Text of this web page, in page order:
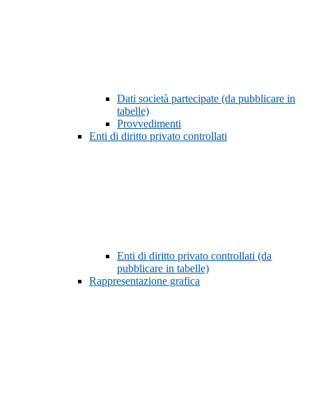
Dati società partecipate (da pubblicare in
tabelle)
Provvedimenti
Enti di diritto privato controllati
Enti di diritto privato controllati (da
pubblicare in tabelle)
Rappresentazione grafica